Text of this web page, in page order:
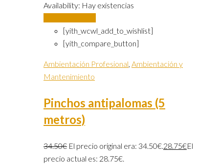
Availability: Hay existencias
[yith_wcwl_add_to_wishlist]
[yith_compare_button]
Ambientación Profesional, Ambientación y
Mantenimiento
Pinchos antipalomas (5
metros)
34.50€ El precio original era: 34.50€.28.75€El
precio actual es: 28.75€.